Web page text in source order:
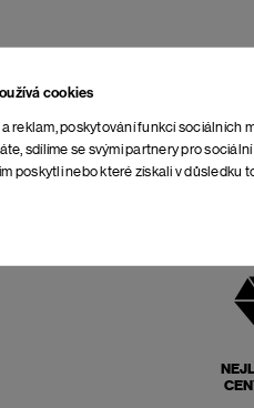
cookies
reklam, poskytování funkcí sociálních
sdílíme se svými partnery pro
poskytli nebo které získali v důsledku